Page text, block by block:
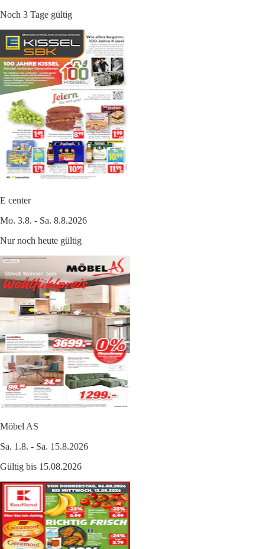
Noch 3 Tage gültig
E center
Mo. 3.8. - Sa. 8.8.2026
Nur noch heute gültig
Möbel AS
Sa. 1.8. - Sa. 15.8.2026
Gültig bis 15.08.2026